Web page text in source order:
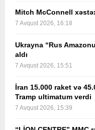
Mitch McConnell
7 Avqust 2026, 16:18
Ukrayna “Rus
aldı
7 Avqust 2026, 15:51
İran 15.000 raket və
Tramp ultimatum verdi
7 Avqust 2026, 15:39